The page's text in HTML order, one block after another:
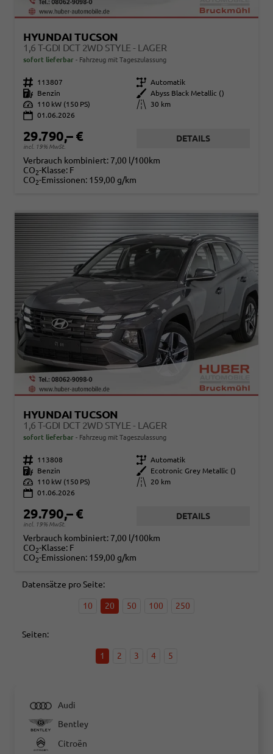
HYUNDAI TUCSON
1,6 T-GDI DCT 2WD STYLE - LAGER
sofort lieferbar Fahrzeug mit Tageszulassung
Fahrzeugnr. 113807 Getriebe Automatik
Kraftstoff
Benzin Außenfarbe
Abyss Black Metallic ()
Leistung
110 kW (150 PS) Kilometerstand
30 km
01.06.2026
29.790,– €
incl. 19% MwSt.
DETAILS
Verbrauch kombiniert: 7,00 l/100km
CO2-Klasse: F
CO2-Emissionen: 159,00 g/km
HYUNDAI TUCSON
1,6 T-GDI DCT 2WD STYLE - LAGER
sofort lieferbar Fahrzeug mit Tageszulassung
Fahrzeugnr. 113808 Getriebe Automatik
Kraftstoff
Benzin Außenfarbe
Ecotronic Grey Metallic ()
Leistung
110 kW (150 PS) Kilometerstand
20 km
01.06.2026
29.790,– €
incl. 19% MwSt.
DETAILS
Verbrauch kombiniert: 7,00 l/100km
CO2-Klasse: F
CO2-Emissionen: 159,00 g/km
Datensätze pro Seite:
10 20 50 100 250
Seiten:
1 2 3 4 5
Audi
Bentley
Citroën